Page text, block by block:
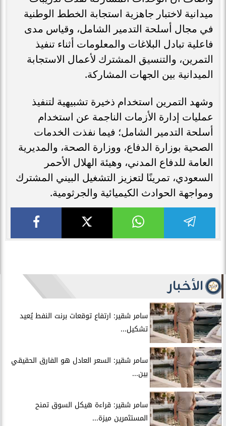
ميدانية لاختبار جاهزية استجابة الخطط الوطنية
في مجال أسلحة التدمير الشامل، وقياس مدى
فاعلية تبادل البلاغات والمعلومات أثناء تنفيذ
التمرين، والتنسيق المشترك لأعمال الاستجابة
الميدانية بين الجهات المشاركة.
وشهد التمرين استخدام ذخيرة تشبيهية لتنفيذ
عمليات إدارة الأزمات الناجمة عن استخدام
أسلحة التدمير الشامل؛ فيما نفذت الخدمات
الصحية بوزارة الدفاع، ووزارة الصحة، والمديرية
العامة للدفاع المدني، وهيئة الهلال الأحمر
السعودي، تمرينًا لتعزيز التشغيل البيني المشترك
ومواجهة الحوادث الكيميائية والجرثومية.
الأخبار
سامر شقير: ارتفاع توقعات برنت النفط يُعيد
تشكيل...
سامر شقير: السعر العادل هو الفارق الحقيقي
بين...
سامر شقير: قراءة هيكل السوق تمنح
المستثمرين ميزة...